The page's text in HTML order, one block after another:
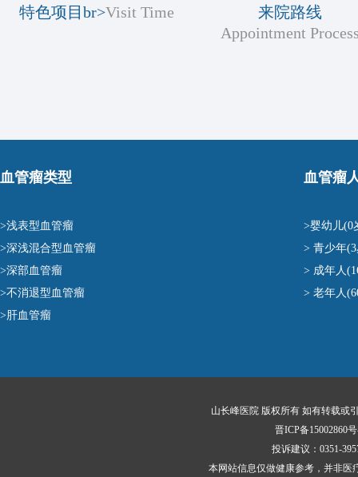
特色项目br>Visit Time
来院路线
Appointment
血管瘤类型
>浅表型血管瘤
>深浅混合型血管瘤
>深部血管瘤
>不消退型血管瘤
>肝血管瘤
血管瘤
>婴幼儿(0
> 青少年
> 成年人
> 老年人
山长峰医院 版权所有 如有转载或
晋ICP备15002860
投诉建议：0351-
本网站信息仅做健康参考，并非医